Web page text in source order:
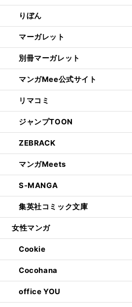
りぼん
マーガレット
別冊マーガレット
マンガMee公式サイト
リマコミ
ジャンプTOON
ZEBRACK
マンガMeets
S-MANGA
集英社コミック文庫
女性マンガ
Cookie
Cocohana
office YOU